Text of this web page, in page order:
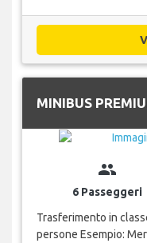
MINIBUS
group
6 Passeggeri
Trasferimento in
persone Esempio: